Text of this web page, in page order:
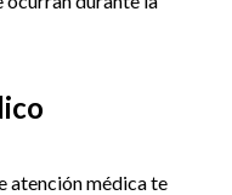
atención médica te